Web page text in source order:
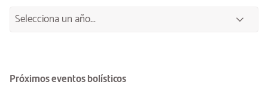
Próximos eventos bolísticos